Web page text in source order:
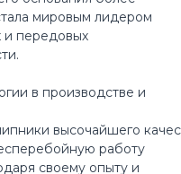
мировым лидером
и передовых
в производстве и
высочайшего
работу
своему опыту и